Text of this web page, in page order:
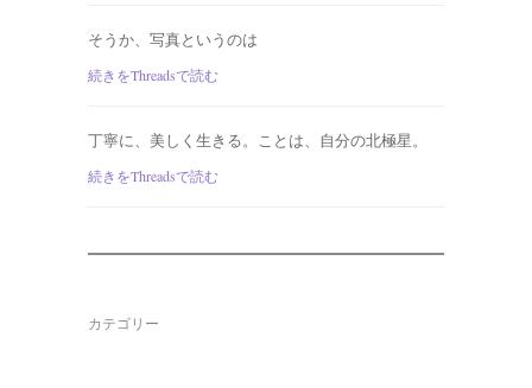
そうか、写真というのは
続きをThreadsで読む
丁寧に、美しく生きる。ことは、自分の北極星。
続きをThreadsで読む
カテゴリー